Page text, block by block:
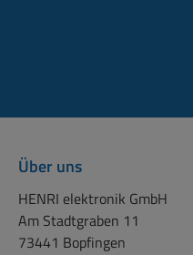
Über uns
HENRI elektronik GmbH
Am Stadtgraben 11
73441 Bopfingen